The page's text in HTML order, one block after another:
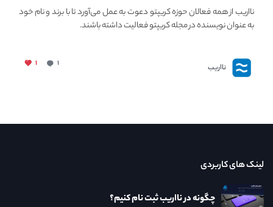
فعالیت در مجله کریپتو
نااریب از همه فعالان حوزه کریپتو دعوت به عمل می‌آورد تا با برند و نام خود
به عنوان نویسنده در مجله کریپتو فعالیت داشته باشند.
نااریب ۱ ۱
لینک های کاربردی
چگونه در نااریب ثبت نام کنیم؟